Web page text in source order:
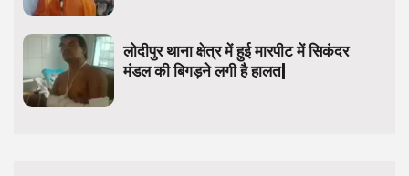
लोदीपुर थाना क्षेत्र में हुई मारपीट में सिकंदर
मंडल की बिगड़ने लगी है हालत|